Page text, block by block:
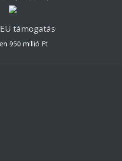
támogatás
950 millió Ft